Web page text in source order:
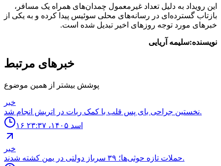
این رویداد به دلیل تعداد غیرمعمول چمدان‌های همراه یک مسافر،
بازتاب گسترده‌ای در رسانه‌های محلی سوئیس پیدا کرده و به یکی از
خبرهای مورد توجه روزهای اخیر تبدیل شده است.
نویسنده:سلیمه آریایی
خبرهای مرتبط
پوشش بیشتر از همین موضوع
خبر
نخستين جراحى باى پس قلب با كمک ربات در اتريش انجام شد.
۱۶ اسد ۱۴۰۵، ۲۳:۳۷
خبر
حملات تازه حوثی‌ها؛ ۳۹ سرباز دولتی در یمن کشته شدند.